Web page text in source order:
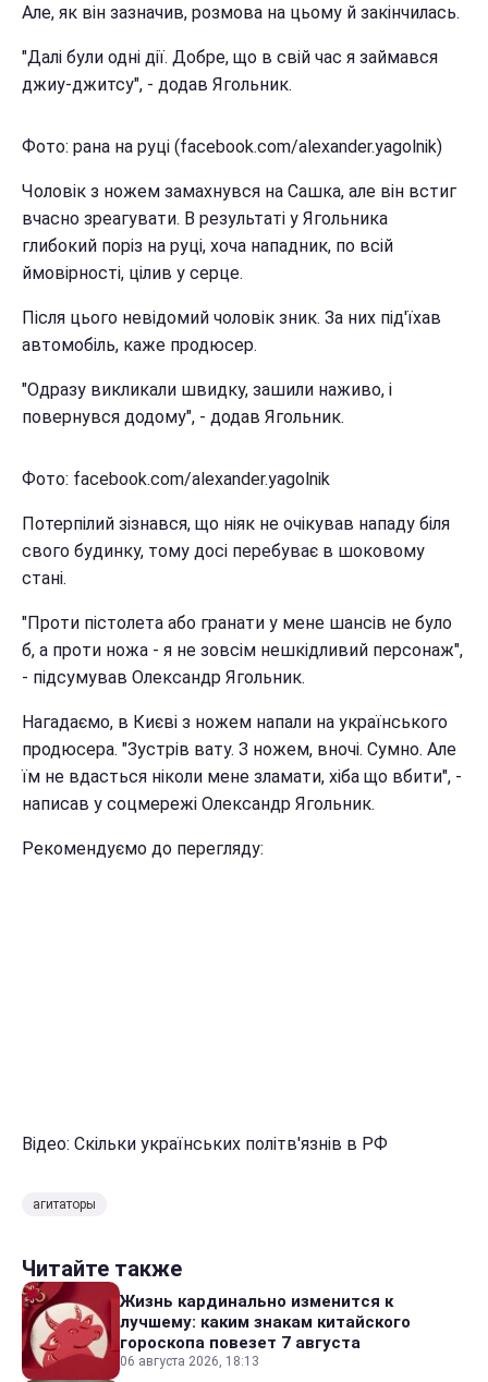
Але, як він зазначив, розмова на цьому й закінчилась.
"Далі були одні дії. Добре, що в свій час я займався
джиу-джитсу", - додав Ягольник.
Фото: рана на руці (facebook.com/alexander.yagolnik)
Чоловік з ножем замахнувся на Сашка, але він встиг
вчасно зреагувати. В результаті у Ягольника
глибокий поріз на руці, хоча нападник, по всій
ймовірності, цілив у серце.
Після цього невідомий чоловік зник. За них під'їхав
автомобіль, каже продюсер.
"Одразу викликали швидку, зашили наживо, і
повернувся додому", - додав Ягольник.
Фото: facebook.com/alexander.yagolnik
Потерпілий зізнався, що ніяк не очікував нападу біля
свого будинку, тому досі перебуває в шоковому
стані.
"Проти пістолета або гранати у мене шансів не було
б, а проти ножа - я не зовсім нешкідливий персонаж",
- підсумував Олександр Ягольник.
Нагадаємо, в Києві з ножем напали на українського
продюсера. "Зустрів вату. З ножем, вночі. Сумно. Але
їм не вдасться ніколи мене зламати, хіба що вбити", -
написав у соцмережі Олександр Ягольник.
Рекомендуємо до перегляду:
Відео: Скільки українських політв'язнів в РФ
агитаторы
Читайте также
Жизнь кардинально изменится к
лучшему: каким знакам китайского
гороскопа повезет 7 августа
06 августа 2026, 18:13